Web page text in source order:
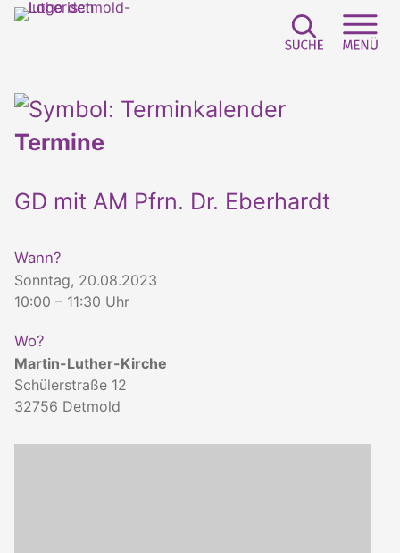
Termine
GD mit AM Pfrn. Dr. Eberhardt
Wann?
Sonntag, 20.08.2023
10:00 – 11:30 Uhr
Wo?
Martin-Luther-Kirche
Schülerstraße 12
32756 Detmold